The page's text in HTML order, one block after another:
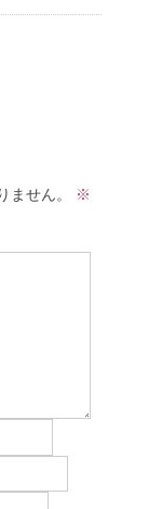
ません。
※